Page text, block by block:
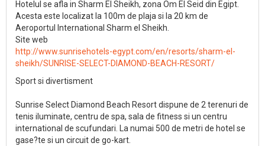
Hotelul se afla in Sharm El Sheikh, zona Om El Seid din Egipt.
Acesta este localizat la 100m de plaja si la 20 km de
Aeroportul International Sharm el Sheikh.
Site web
http://www.sunrisehotels-egypt.com/en/resorts/sharm-el-
sheikh/SUNRISE-SELECT-DIAMOND-BEACH-RESORT/
Sport si divertisment
Sunrise Select Diamond Beach Resort dispune de 2 terenuri de
tenis iluminate, centru de spa, sala de fitness si un centru
international de scufundari. La numai 500 de metri de hotel se
gase?te si un circuit de go-kart.